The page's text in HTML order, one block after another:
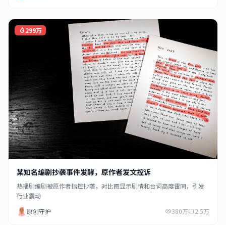
299万
某知名编剧抄袭事件发酵，原作者发文控诉
热播剧编剧被原作者指控抄袭，对比图显示剧情和台词高度雷同，引发
行业震动
原创守护
380万 2.5万